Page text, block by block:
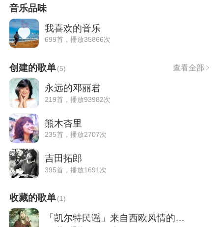
音乐品味
我喜欢的音乐
699首，播放35866次
创建的歌单(5) 查看全部
永远的邓丽君
219首，播放93982次
熊木杏里
235首，播放2707次
吉田拓郎
395首，播放1691次
收藏的歌单(1)
「凯尔特民谣」来自西欧风情的悠扬之音